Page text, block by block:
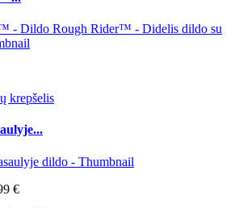
krepšelis
€